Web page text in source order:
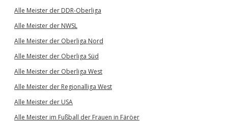
Alle Meister der DDR-Oberliga
Alle Meister der NWSL
Alle Meister der Oberliga Nord
Alle Meister der Oberliga Süd
Alle Meister der Oberliga West
Alle Meister der Regionalliga West
Alle Meister der USA
Alle Meister im Fußball der Frauen in Färöer